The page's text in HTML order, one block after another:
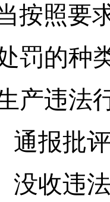
按照要
罚的种
产违法
通报批
没收违